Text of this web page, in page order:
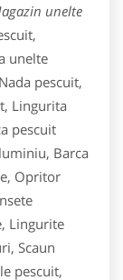
unelte
unelte
pescuit,
Lingurita
pescuit
Barca
Opritor
Lingurite
Scaun
pescuit,